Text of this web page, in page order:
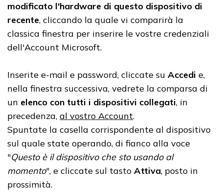
modificato l'hardware di questo dispositivo di
recente, cliccando la quale vi comparirà la
classica finestra per inserire le vostre credenziali
dell'Account Microsoft.
Inserite e-mail e password, cliccate su Accedi e,
nella finestra successiva, vedrete la comparsa di
un elenco con tutti i dispositivi collegati, in
precedenza, al vostro Account.
Spuntate la casella corrispondente al dispositivo
sul quale state operando, di fianco alla voce
"Questo è il dispositivo che sto usando al
momento", e cliccate sul tasto Attiva, posto in
prossimità.